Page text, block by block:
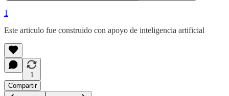
1
Este articulo fue construido con apoyo de inteligencia artificial
1
Compartir